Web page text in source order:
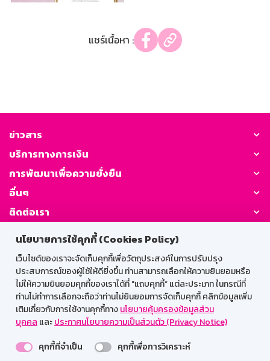
นโยบายการใช้คุกกี้ (Cookies Policy)
เว็บไซต์ของเราจะจัดเก็บคุกกี้เพื่อวัตถุประสงค์ในการปรับปรุง
ประสบการณ์ของผู้ใช้ให้ดียิ่งขึ้น ท่านสามารถเลือกให้ความยินยอมหรือ
ไม่ให้ความยินยอมคุกกี้ของเราได้ที่ "แถบคุกกี้” แต่ละประเภท ในกรณีที่
ท่านไม่ทำการเลือกจะถือว่าท่านไม่ยินยอมการจัดเก็บคุกกี้ คลิกข้อมูลเพิ่ม
เติมเกี่ยวกับการใช้งานคุกกี้ทางนโยบายคุ้มครองข้อมูลส่วน
บุคคล และประกาศนโยบายความเป็นส่วนตัว (Privacy Notice)
คุกกี้ที่จำเป็น
คุกกี้เพื่อการวิเคราะห์
แชร์เนื้อหา :
ข่าวสาร
บริการทางการเงิน
การพัฒนาเพื่อความยั่งยืน
อื่นๆ
ติดต่อเรา
GSB Society:
สำหรับพนักงาน
Web HR
GSB Wisdom
M-Search
เข้าสู่ระบบเน็ตเมล